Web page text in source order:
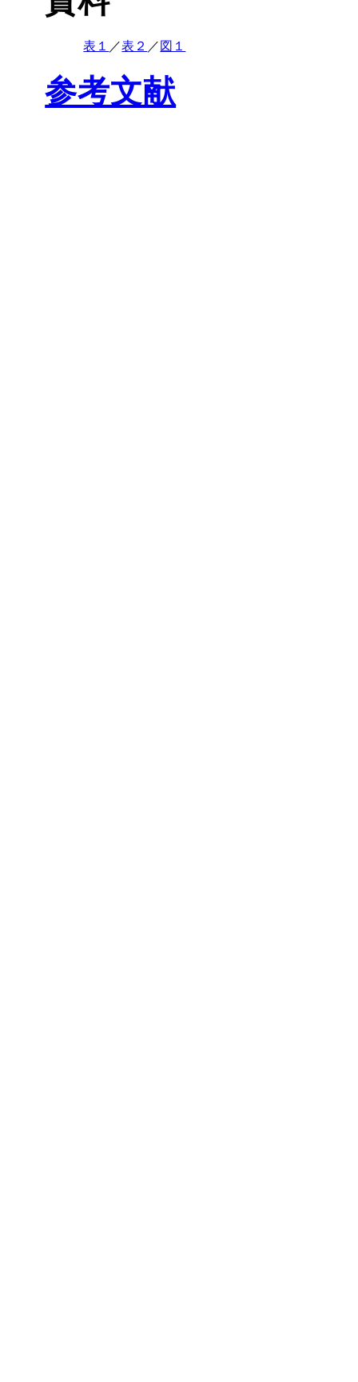
表１ ／表２ ／ 図１
参考文献